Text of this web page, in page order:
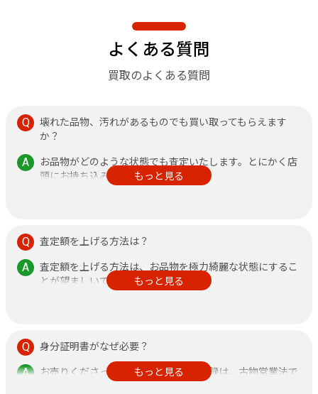
よくある質問
買取のよくある質問
壊れた品物、汚れがあるものでも買い取ってもらえます
か？
お品物がどのような状態でも査定いたします。とにかく店
頭にお持ち込みください。
その他、不安なことがありましたら何なりと店頭にお申し
もっと見る
査定額を上げる方法は？
査定額を上げる方法は、お品物を極力綺麗な状態にするこ
とが望ましいです。
また、鑑定書がある方が査定額アップに繋がりますので、
もっと見る
身分証明書がなぜ必要？
お売りくださった方の身分証明書の記録は、古物営業法で
定められておりますのでご了承ください。
もっと見る